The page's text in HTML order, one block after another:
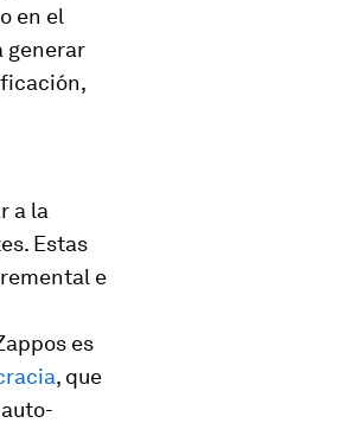
en el
generar
a la
Estas
e
es
, que